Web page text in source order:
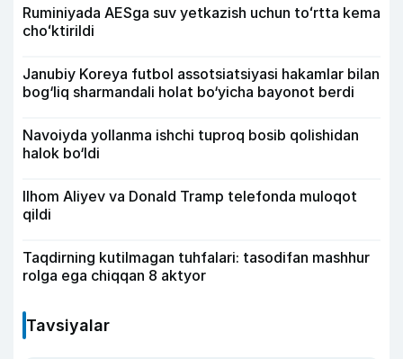
Ruminiyada AESga suv yetkazish uchun toʻrtta kema
choʻktirildi
Janubiy Koreya futbol assotsiatsiyasi hakamlar bilan
bog‘liq sharmandali holat bo‘yicha bayonot berdi
Navoiyda yollanma ishchi tuproq bosib qolishidan
halok bo‘ldi
Ilhom Aliyev va Donald Tramp telefonda muloqot
qildi
Taqdirning kutilmagan tuhfalari: tasodifan mashhur
rolga ega chiqqan 8 aktyor
Tavsiyalar